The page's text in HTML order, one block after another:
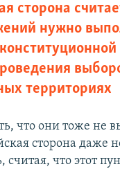
сторона
нужно
территориях
что они тоже не
сторона даже
считая, что этот